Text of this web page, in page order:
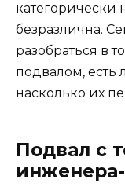
категорически
безразлична.
разобраться в
подвалом, есть
насколько их
Подвал с